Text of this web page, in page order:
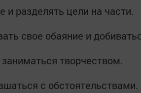
разделять цели на части.
свое обаяние и
творчеством.
с обстоятельствами.